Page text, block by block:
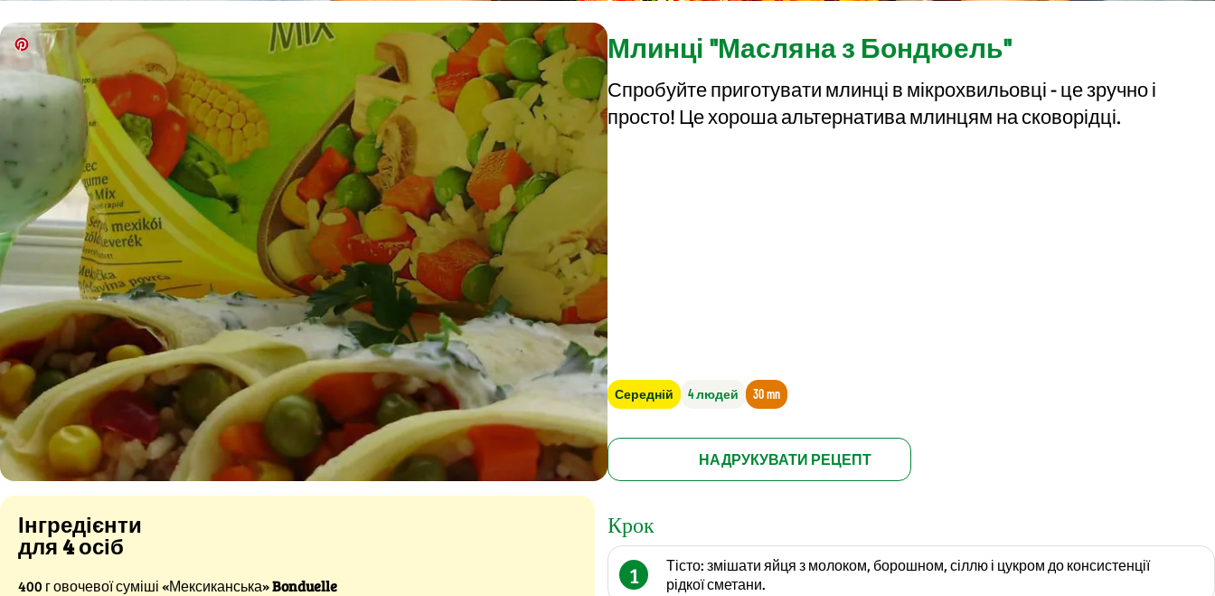
Млинці "Масляна з Бондюель"
Спробуйте приготувати млинці в мікрохвильовці - це зручно і
просто! Це хороша альтернатива млинцям на сковорідці.
Середній 4 людей 30 mn
НАДРУКУВАТИ РЕЦЕПТ
Інгредієнти
для 4 осіб
400 г овочевої суміші «Мексиканська»Bonduelle
Крок
1
Тісто: змішати яйця з молоком, борошном, сіллю і цукром до консистенції
рідкої сметани.